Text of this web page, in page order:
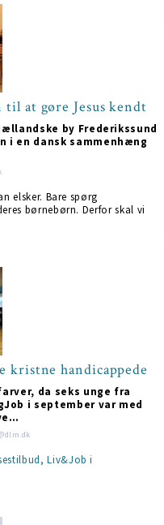
at gøre Jesus kendt
by Frederikssund
i en dansk sammenhæng
elsker. Bare spørg
børnebørn. Derfor skal vi
kristne handicappede
da seks unge fra
i september var med
Liv&Job i